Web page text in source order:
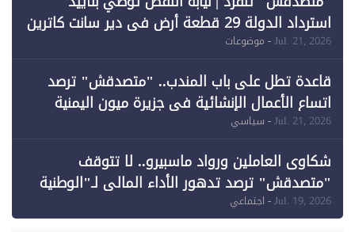
استرداد الدولة 29 قطعة أرض في دير سانت كاترين
وقبول طعن الحكومة جزئيًا (1)
Jul. 21, 2026- موضوعات
قاعدة تطل على باب المندب.. "متصدقش" ترصد
اتساع الأعمال الإنشائية في جزيرة ميون اليمنية
Jul. 21, 2026- سياسي
شكاوى العاملين ورواد ماسبيرو.. لا تتوقف
"متصدقش" ترصد تدهور الأداء المالي لـ"الوطنية
للإعلام"
Jul. 19, 2026- اجتماعي